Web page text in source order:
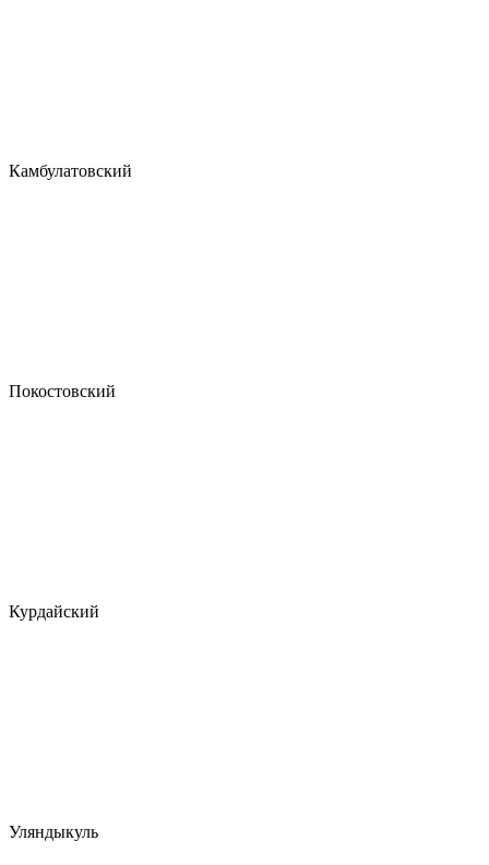
Камбулатовский
Покостовский
Курдайский
Уляндыкуль